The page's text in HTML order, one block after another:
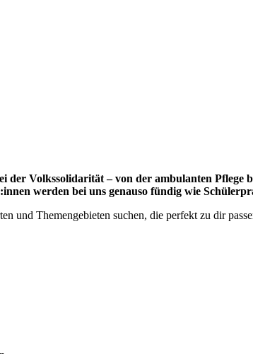
Volkssolidarität – von der ambulanten
werden bei uns genauso fündig wie
und Themengebieten suchen, die perfekt zu dir